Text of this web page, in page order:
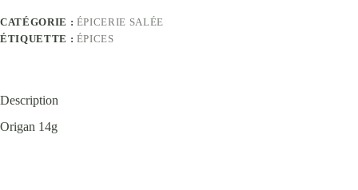
CATÉGORIE : ÉPICERIE SALÉE
ÉTIQUETTE : ÉPICES
Description
Origan 14g